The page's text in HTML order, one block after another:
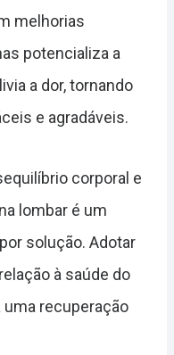
melhorias
potencializa a
a dor, tornando
e agradáveis.
corporal e
lombar é um
solução. Adotar
à saúde do
uma recuperação